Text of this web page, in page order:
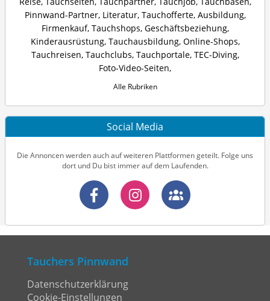
Pinnwand-Partner, Literatur, Tauchofferte, Ausbildung,
Firmenkauf, Tauchshops, Geschäftsbeziehung,
Kinderausrüstung, Tauchausbildung, Online-Shops,
Tauchreisen, Tauchclubs, Tauchportale, TEC-Diving,
Foto-Video-Seiten,
Alle Rubriken
Social Media
Die Annoncen werden auch auf weiteren Plattformen geteilt. Folge uns
dort und Du bist immer auf dem Laufenden.
Tauchers Pinnwand
Datenschutzerklärung
Cookie-Einstellungen